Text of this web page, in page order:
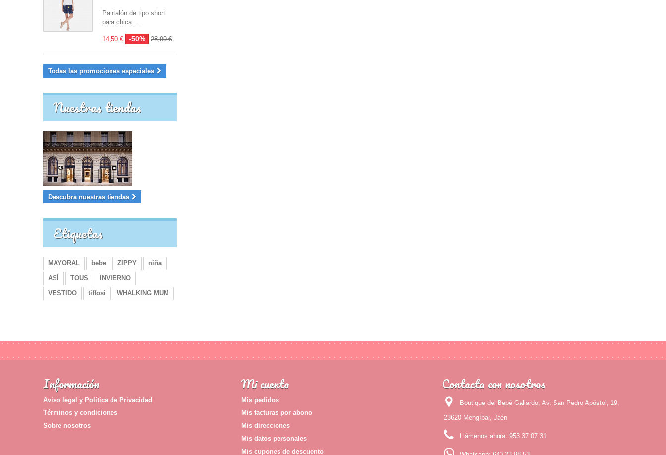
Pantalón de tipo short
para chica....
14,50 € -50% 28,99 €
Todas las promociones especiales
Nuestras tiendas
Descubra nuestras tiendas
Etiquetas
MAYORAL bebe ZIPPY
niña
ASÍ
TOUS
INVIERNO
VESTIDO
tiffosi WHALKING MUM
Información
Aviso legal y Política de Privacidad
Términos y condiciones
Sobre nosotros
Mi cuenta
Mis pedidos
Mis facturas por abono
Mis direcciones
Mis datos personales
Mis cupones de descuento
Contacta con nosotros
Boutique del Bebé Gallardo, Av. San Pedro Apóstol, 19,
23620 Mengíbar, Jaén
Llámenos ahora: 953 37 07 31